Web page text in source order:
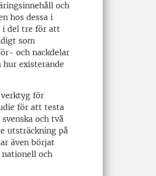
och
hos dessa i
i del tre för att
som
och nackdelar
existerande
för
för att testa
och två
utsträckning på
även börjat
nationell och